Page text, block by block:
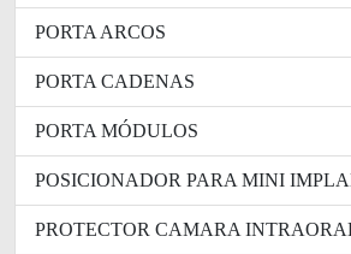
PORTA ARCOS
PORTA CADENAS
PORTA MÓDULOS
POSICIONADOR PARA MINI
PROTECTOR CAMARA